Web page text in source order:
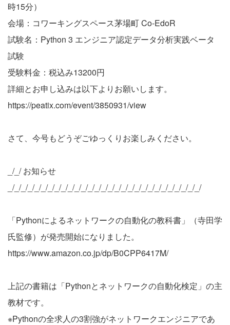
時15分）
会場：コワーキングスペース茅場町 Co-EdoR
試験名：Python 3 エンジニア認定データ分析実践ベータ
試験
受験料金：税込み13200円
詳細とお申し込みは以下よりお願いします。
https://peatix.com/event/3850931/view
さて、今号もどうぞごゆっくりお楽しみください。
_/_/ お知らせ
_/_/_/_/_/_/_/_/_/_/_/_/_/_/_/_/_/_/_/_/_/_/_/_/_/_/_/_/_/
「Pythonによるネットワークの自動化の教科書」（寺田学
氏監修）が発売開始になりました。
https://www.amazon.co.jp/dp/B0CPP6417M/
上記の書籍は「Pythonとネットワークの自動化検定」の主
教材です。
※Pythonの全求人の3割強がネットワークエンジニアであ